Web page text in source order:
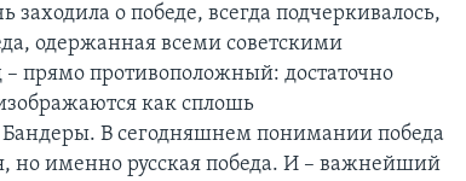
заходила о победе, всегда подчеркивалось,
одержанная всеми советскими
прямо противоположный: достаточно
как сплошь
В сегодняшнем понимании победа
но именно русская победа. И – важнейший